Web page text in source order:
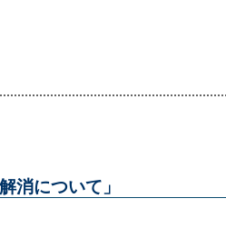
消について」